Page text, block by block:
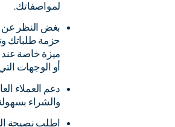
لمواصفاتك.
بغض النظر عن
ميزة خاصة عند
أو الوجهات
دعم العملاء
والشراء
اطلب نصيحة